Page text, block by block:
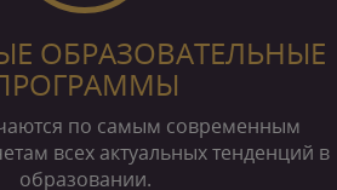
ОБРАЗОВАТЕЛЬНЫЕ
по самым современным
всех актуальных тенденций в
образовании.